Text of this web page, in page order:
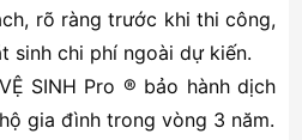
rõ ràng trước khi thi công,
sinh chi phí ngoài dự kiến.
VỆ SINH Pro ® bảo hành dịch
gia đình trong vòng 3 năm.